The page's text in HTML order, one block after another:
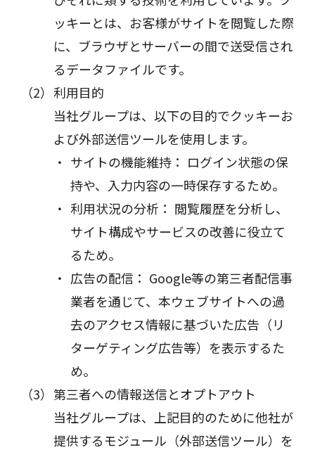
ッキーとは、お客様がサイトを閲覧した際
に、ブラウザとサーバーの間で送受信され
るデータファイルです。
利用目的
当社グループは、以下の目的でクッキーお
よび外部送信ツールを使用します。
サイトの機能維持： ログイン状態の保
持や、入力内容の一時保存するため。
利用状況の分析： 閲覧履歴を分析し、
サイト構成やサービスの改善に役立て
るため。
広告の配信： Google等の第三者配信事
業者を通じて、本ウェブサイトへの過
去のアクセス情報に基づいた広告（リ
ターゲティング広告等）を表示するた
め。
第三者への情報送信とオプトアウト
当社グループは、上記目的のために他社が
提供するモジュール（外部送信ツール）を